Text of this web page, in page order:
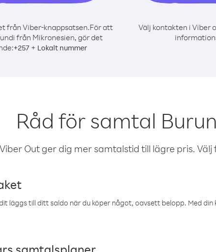
från Viber-knappsatsen.För att
från Mikronesien, gör det
+257 + Lokalt nummer
Välj kontakten i Viber
Råd för samtal
Viber Out ger dig mer samtalstid till lägre pris.
läggs till ditt saldo när du köper något, oavsett belopp. Med